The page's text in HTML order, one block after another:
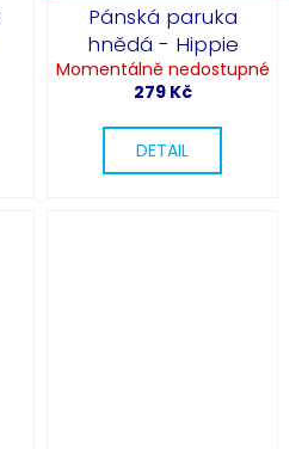
Pánská paruka
hnědá - Hippie
Momentálně nedostupné
279 Kč
DETAIL